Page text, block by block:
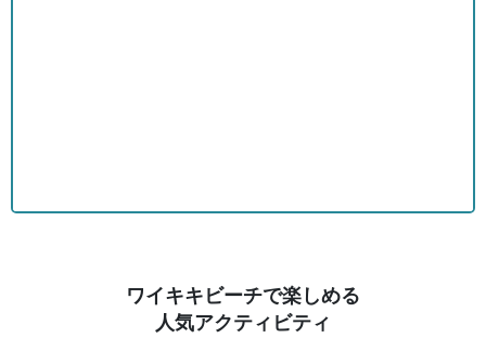
ワイキキビーチで楽しめる
人気アクティビティ